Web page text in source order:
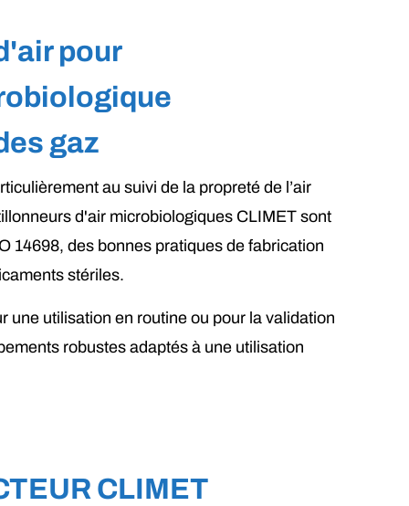
pour
gaz
au suivi de la propreté de l’air
d'air microbiologiques CLIMET sont
14698, des bonnes pratiques de fabrication
stériles.
une utilisation en routine ou pour la validation
robustes adaptés à une utilisation
CLIMET